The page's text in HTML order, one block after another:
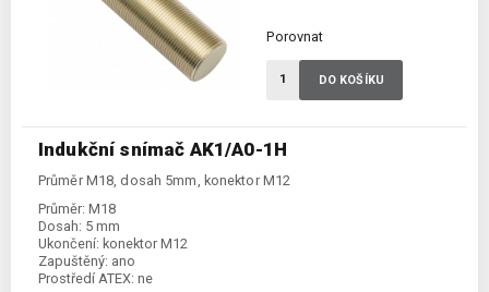
Indukční snímač AK1/A0-1H
Průměr M18, dosah 5mm, konektor M12
Průměr: M18
Dosah: 5 mm
Ukončení: konektor M12
Zapuštěný: ano
Prostředí ATEX: ne
Porovnat
DO KOŠÍKU